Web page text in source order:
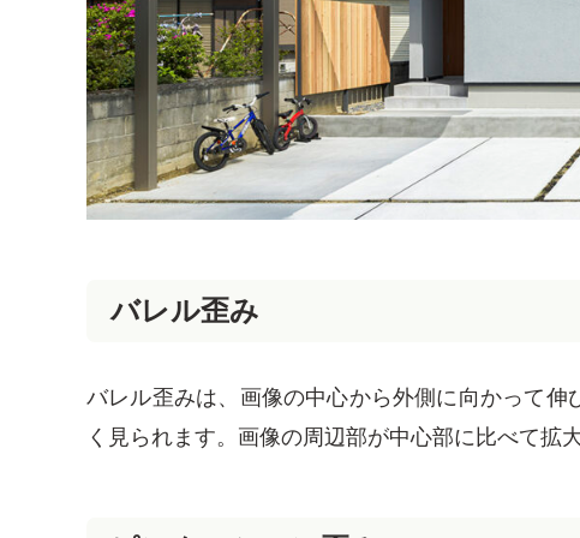
バレル歪み
バレル歪みは、画像の中心から外側に向かって
く見られます。画像の周辺部が中心部に比べて拡